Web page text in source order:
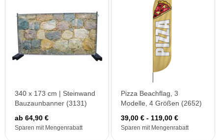
340 x 173 cm | Steinwand
Bauzaunbanner (3131)
ab 64,90 €
Sparen mit Mengenrabatt
Pizza Beachflag, 3
Modelle, 4 Größen (2652)
39,00 € - 119,00 €
Sparen mit Mengenrabatt